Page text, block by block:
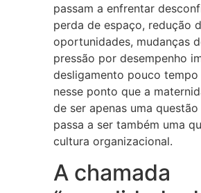
passam a enfrentar
perda de espaço, redução
oportunidades, mudanças
pressão por desempenho
desligamento pouco tempo
nesse ponto que a
de ser apenas uma
passa a ser também uma
cultura organizacional.
A chamada